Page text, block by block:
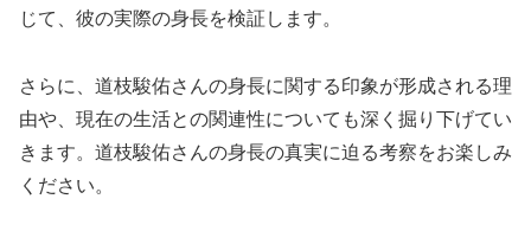
じて、彼の実際の身長を検証します。
さらに、道枝駿佑さんの身長に関する印象が形成される理
由や、現在の生活との関連性についても深く掘り下げてい
きます。道枝駿佑さんの身長の真実に迫る考察をお楽しみ
ください。